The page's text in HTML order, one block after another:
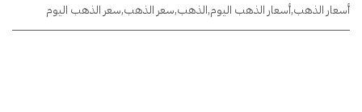
أسعار الذهب,أسعار الذهب اليوم,الذهب,سعر الذهب,سعر الذهب اليوم